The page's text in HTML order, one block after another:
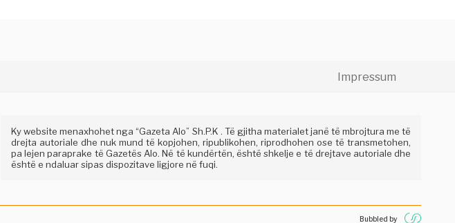
Impressum
Ky website menaxhohet nga “Gazeta Alo” Sh.P.K . Të gjitha materialet janë të mbrojtura me të
drejta autoriale dhe nuk mund të kopjohen, ripublikohen, riprodhohen ose të transmetohen,
pa lejen paraprake të Gazetës Alo. Në të kundërtën, është shkelje e të drejtave autoriale dhe
është e ndaluar sipas dispozitave ligjore në fuqi.
Bubbled by